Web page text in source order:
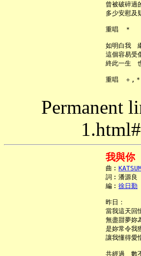
曾被破碎過
多少安慰及
     重唱　＊
如明白我　
這個容易受
終此一生　
Permanent
我與
     曲︰
     詞︰潘源良
     編︰
徐日勤
     昨日：
當我這天回
無盡甜夢妳
是妳常令我
讓我懂得愛
共經過　數